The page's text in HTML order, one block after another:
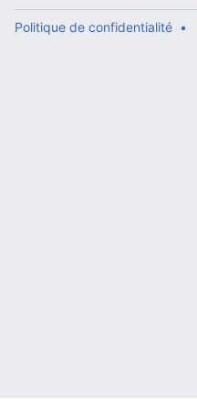
Politique de confidentialité